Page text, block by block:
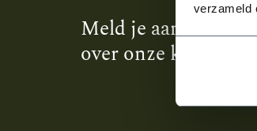
verzameld
Meld je aan en
over onze